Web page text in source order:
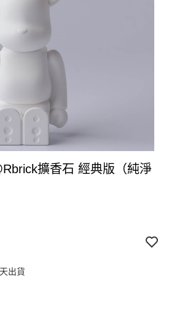
擴香石 經典版（純淨
出貨